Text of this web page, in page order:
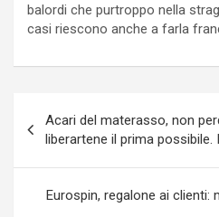
balordi che purtroppo nella
casi riescono anche a farla
articoli
Acari del materasso, non
liberartene il prima possibile.
Eurospin, regalone ai